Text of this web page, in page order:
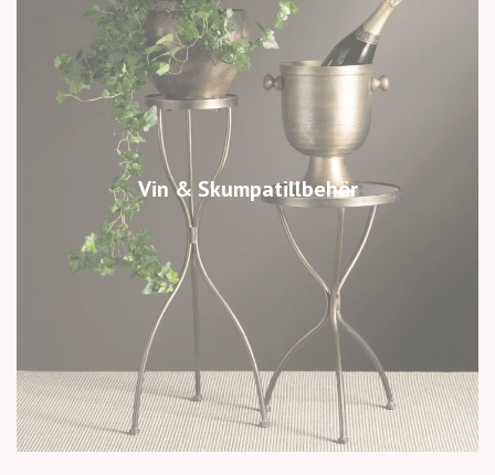
Vin & Skumpatillbehör